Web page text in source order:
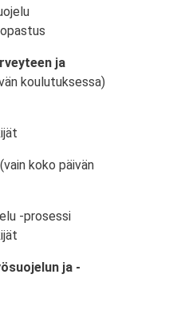
ja
koulutuksessa)
(vain koko päivän
-prosessi
ja -